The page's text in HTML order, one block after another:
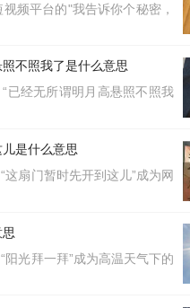
平台的"我告诉你个秘密，
不照我了是什么意思
经无所谓明月高悬照不照我
是什么意思
扇门暂时先开到这儿”成为网
光拜一拜”成为高温天气下的